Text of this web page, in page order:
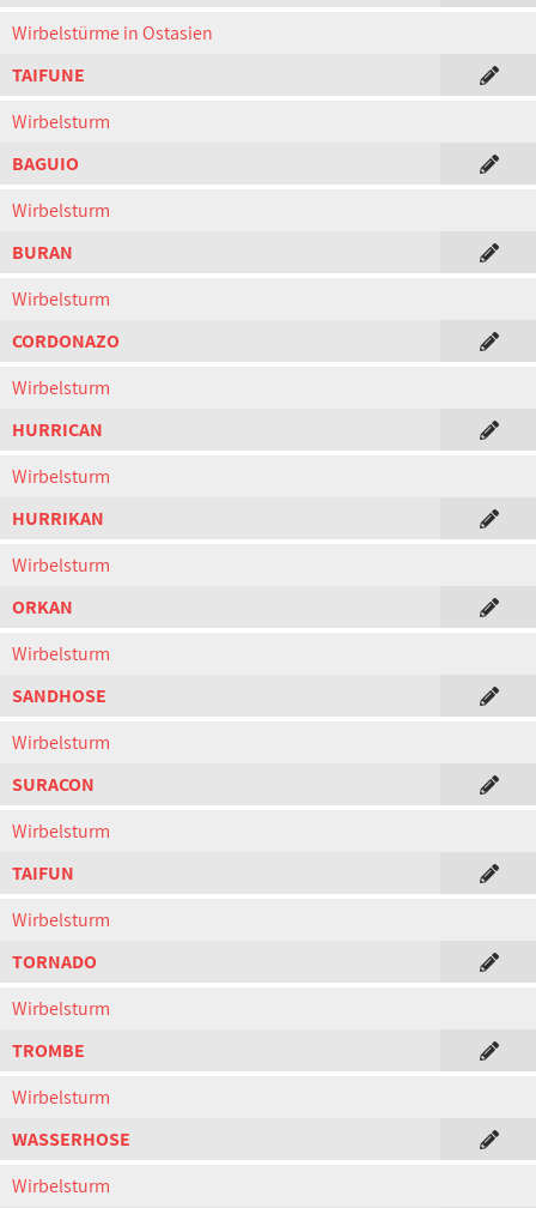
Wirbelstürme in Ostasien
TAIFUNE
Wirbelsturm
BAGUIO
Wirbelsturm
BURAN
Wirbelsturm
CORDONAZO
Wirbelsturm
HURRICAN
Wirbelsturm
HURRIKAN
Wirbelsturm
ORKAN
Wirbelsturm
SANDHOSE
Wirbelsturm
SURACON
Wirbelsturm
TAIFUN
Wirbelsturm
TORNADO
Wirbelsturm
TROMBE
Wirbelsturm
WASSERHOSE
Wirbelsturm